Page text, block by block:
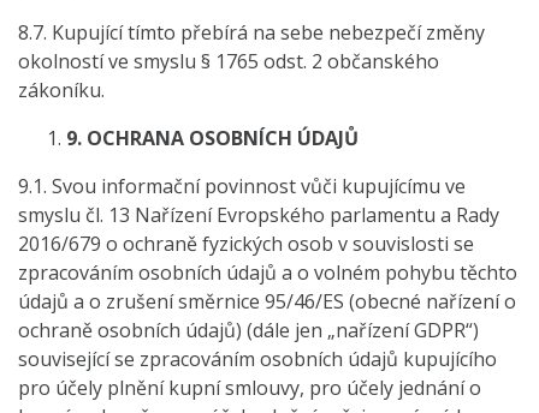
8.7. Kupující tímto přebírá na sebe nebezpečí změny
okolností ve smyslu § 1765 odst. 2 občanského
zákoníku.
9. OCHRANA OSOBNÍCH ÚDAJŮ
9.1. Svou informační povinnost vůči kupujícímu ve
smyslu čl. 13 Nařízení Evropského parlamentu a Rady
2016/679 o ochraně fyzických osob v souvislosti se
zpracováním osobních údajů a o volném pohybu těchto
údajů a o zrušení směrnice 95/46/ES (obecné nařízení o
ochraně osobních údajů) (dále jen „nařízení GDPR“)
související se zpracováním osobních údajů kupujícího
pro účely plnění kupní smlouvy, pro účely jednání o